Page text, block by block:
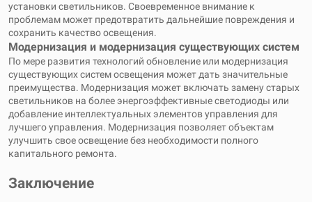
установки светильников. Своевременное внимание к
проблемам может предотвратить дальнейшие повреждения и
сохранить качество освещения.
Модернизация и модернизация существующих систем
По мере развития технологий обновление или модернизация
существующих систем освещения может дать значительные
преимущества. Модернизация может включать замену старых
светильников на более энергоэффективные светодиоды или
добавление интеллектуальных элементов управления для
лучшего управления. Модернизация позволяет объектам
улучшить свое освещение без необходимости полного
капитального ремонта.
Заключение